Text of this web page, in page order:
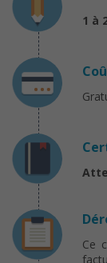
1 à
Ce